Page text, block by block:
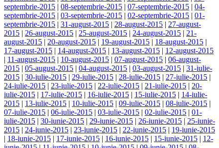
septembrie-2015 | 08-septembrie-2015 | 07-septembrie-2015 | 04-
septembrie-2015 | 03-septembrie-2015 | 02-septembrie-2015 | 01-
septembrie-2015 | 31-august-2015 | 28-august-2015 | 27-august-
2015 | 26-august-2015 | 25-august-2015 | 24-august-2015 | 21-
august-2015 | 20-august-2015 | 19-august-2015 | 18-august-2015 |
17-august-2015 | 14-august-2015 | 13-august-2015 | 12-august-2015
| 11-august-2015 | 10-august-2015 | 07-august-2015 | 06-august-
2015 | 05-august-2015 | 04-august-2015 | 03-august-2015 | 31-iulie-
2015 | 30-iulie-2015 | 29-iulie-2015 | 28-iulie-2015 | 27-iulie-2015 |
24-iulie-2015 | 23-iulie-2015 | 22-iulie-2015 | 21-iulie-2015 | 20-
iulie-2015 | 17-iulie-2015 | 16-iulie-2015 | 15-iulie-2015 | 14-iulie-
2015 | 13-iulie-2015 | 10-iulie-2015 | 09-iulie-2015 | 08-iulie-2015 |
07-iulie-2015 | 06-iulie-2015 | 03-iulie-2015 | 02-iulie-2015 | 01-
iulie-2015 | 30-iunie-2015 | 29-iunie-2015 | 26-iunie-2015 | 25-iunie-
2015 | 24-iunie-2015 | 23-iunie-2015 | 22-iunie-2015 | 19-iunie-2015
| 18-iunie-2015 | 17-iunie-2015 | 16-iunie-2015 | 15-iunie-2015 | 12-